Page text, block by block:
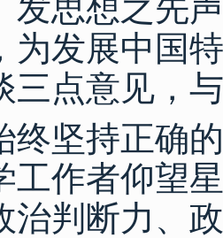
发思想之先
为发展中国
三点意见，
坚持正确的
工作者仰望
治判断力、